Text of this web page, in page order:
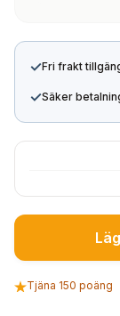
✓Fri frakt
✓Säker
Tjäna 150 poäng